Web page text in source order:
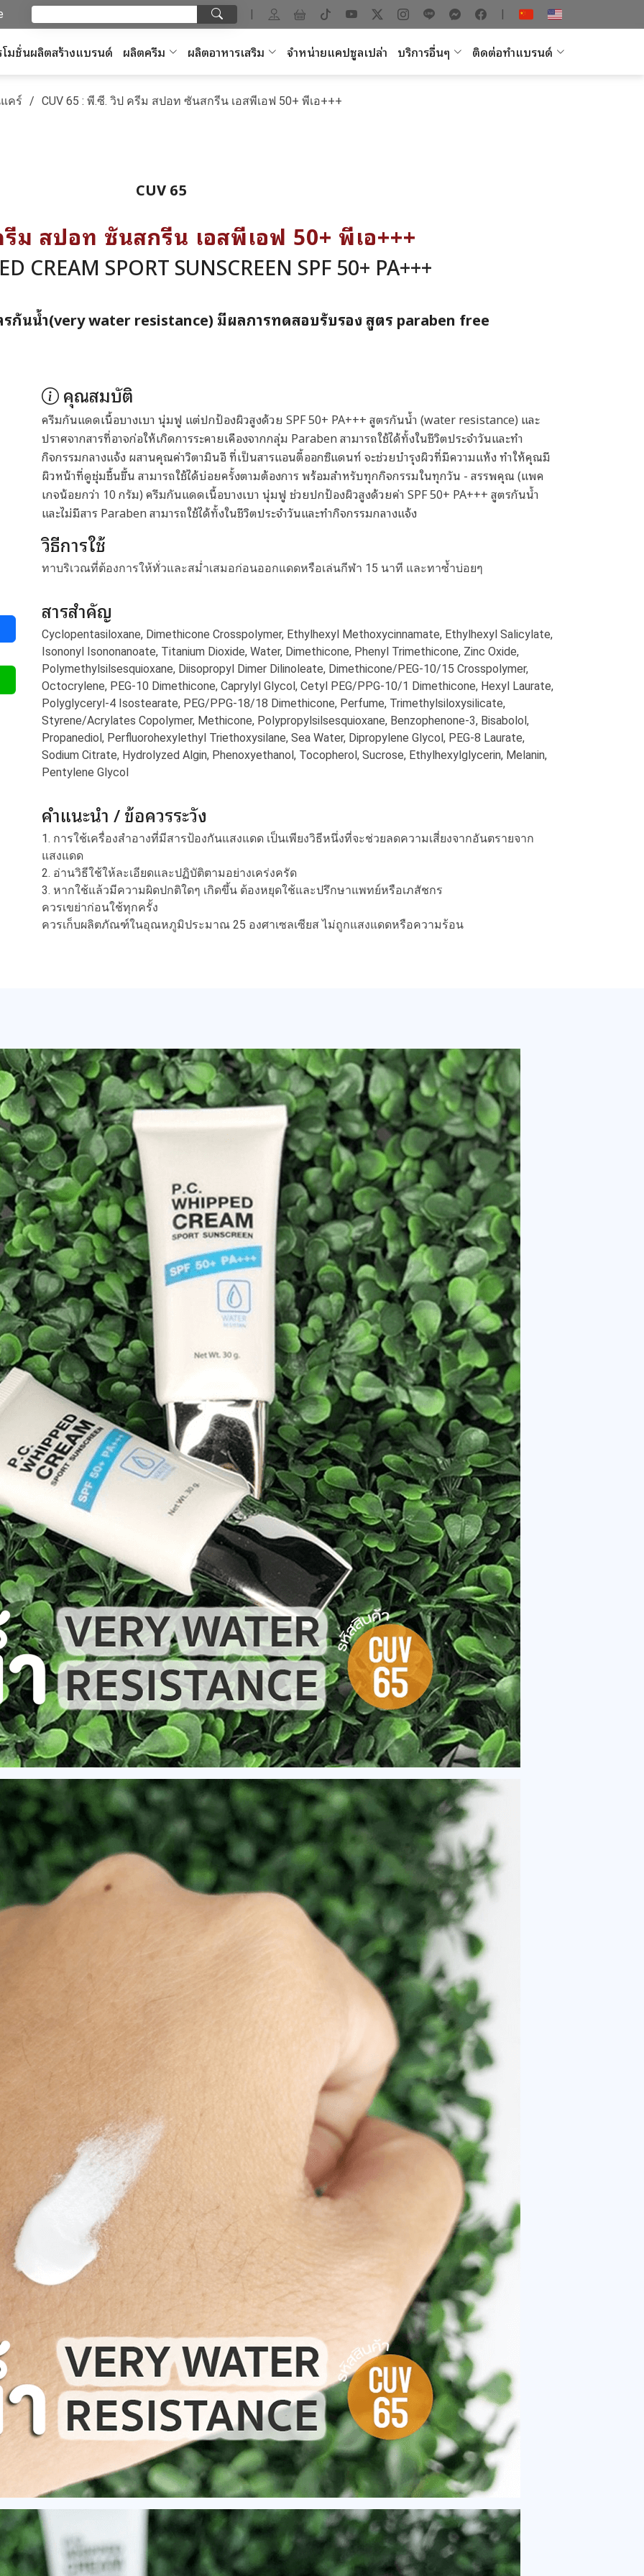
| |
โมชั่นผลิตสร้างแบรนด์ ผลิตครีม ผลิตอาหารเสริม จำหน่ายแคปซูลเปล่า บริการอื่นๆ ติดต่อทำแบรนด์
คร์ CUV 65 : พี.ซี. วิป ครีม สปอท ซันสกรีน เอสพีเอฟ 50+ พีเอ+++
CUV 65
ม สปอท ซันสกรีน เอสพีเอฟ 50+ พีเอ+++
CREAM SPORT SUNSCREEN SPF 50+ PA+++
กันน้ำ(very water resistance) มีผลการทดสอบรับรอง สูตร paraben free
คุณสมบัติ
ครีมกันแดดเนื้อบางเบา นุ่มฟู แต่ปกป้องผิวสูงด้วย SPF 50+ PA+++ สูตรกันน้ำ (water resistance) และ
ปราศจากสารที่อาจก่อให้เกิดการระคายเคืองจากกลุ่ม Paraben สามารถใช้ได้ทั้งในชีวิตประจำวันและทำ
กิจกรรมกลางแจ้ง ผสานคุณค่าวิตามินอี ที่เป็นสารแอนตี้ออกซิแดนท์ จะช่วยบำรุงผิวที่มีความแห้ง ทำให้คุณมี
ผิวหน้าที่ดูชุ่มชื้นขึ้น สามารถใช้ได้บ่อยครั้งตามต้องการ พร้อมสำหรับทุกกิจกรรมในทุกวัน - สรรพคุณ (แพค
เกจน้อยกว่า 10 กรัม) ครีมกันแดดเนื้อบางเบา นุ่มฟู ช่วยปกป้องผิวสูงด้วยค่า SPF 50+ PA+++ สูตรกันน้ำ
และไม่มีสาร Paraben สามารถใช้ได้ทั้งในชีวิตประจำวันและทำกิจกรรมกลางแจ้ง
วิธีการใช้
ทาบริเวณที่ต้องการให้ทั่วและสม่ำเสมอก่อนออกแดดหรือเล่นกีฬา 15 นาที และทาซ้ำบ่อยๆ
สารสำคัญ
Cyclopentasiloxane, Dimethicone Crosspolymer, Ethylhexyl Methoxycinnamate, Ethylhexyl Salicylate,
Isononyl Isononanoate, Titanium Dioxide, Water, Dimethicone, Phenyl Trimethicone, Zinc Oxide,
Polymethylsilsesquioxane, Diisopropyl Dimer Dilinoleate, Dimethicone/PEG-10/15 Crosspolymer,
Octocrylene, PEG-10 Dimethicone, Caprylyl Glycol, Cetyl PEG/PPG-10/1 Dimethicone, Hexyl Laurate,
Polyglyceryl-4 Isostearate, PEG/PPG-18/18 Dimethicone, Perfume, Trimethylsiloxysilicate,
Styrene/Acrylates Copolymer, Methicone, Polypropylsilsesquioxane, Benzophenone-3, Bisabolol,
Propanediol, Perfluorohexylethyl Triethoxysilane, Sea Water, Dipropylene Glycol, PEG-8 Laurate,
Sodium Citrate, Hydrolyzed Algin, Phenoxyethanol, Tocopherol, Sucrose, Ethylhexylglycerin, Melanin,
Pentylene Glycol
คำแนะนำ / ข้อควรระวัง
1. การใช้เครื่องสำอางที่มีสารป้องกันแสงแดด เป็นเพียงวิธีหนึ่งที่จะช่วยลดความเสี่ยงจากอันตรายจาก
แสงแดด
2. อ่านวิธีใช้ให้ละเอียดและปฏิบัติตามอย่างเคร่งครัด
3. หากใช้แล้วมีความผิดปกติใดๆ เกิดขึ้น ต้องหยุดใช้และปรึกษาแพทย์หรือเภสัชกร
ควรเขย่าก่อนใช้ทุกครั้ง
ควรเก็บผลิตภัณฑ์ในอุณหภูมิประมาณ 25 องศาเซลเซียส ไม่ถูกแสงแดดหรือความร้อน